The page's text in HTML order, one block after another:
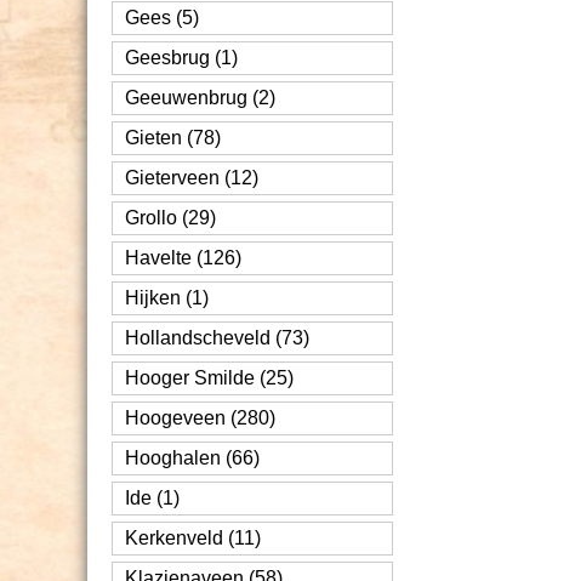
Gees (5)
Geesbrug (1)
Geeuwenbrug (2)
Gieten (78)
Gieterveen (12)
Grollo (29)
Havelte (126)
Hijken (1)
Hollandscheveld (73)
Hooger Smilde (25)
Hoogeveen (280)
Hooghalen (66)
Ide (1)
Kerkenveld (11)